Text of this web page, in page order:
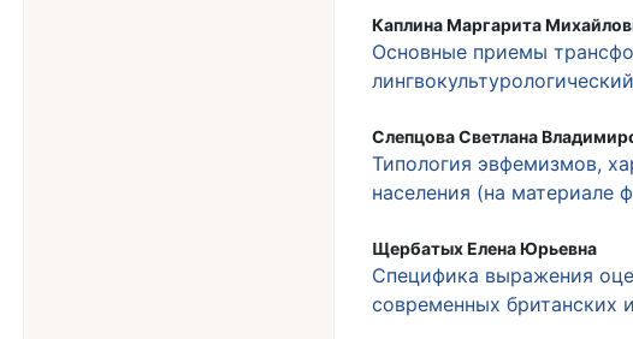
Каплина Маргарита
Основные приемы
Слепцова Светлана
Типология эвфемизмов,
населения (на материале
Щербатых Елена Юрьевна
Специфика выражения
современных британских